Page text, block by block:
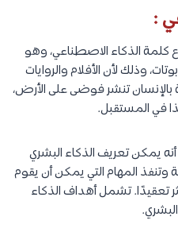
:
الذكاء الاصطناعي، وهو
وذلك لأن الأفلام والروايات
تنشر فوضى على الأرض،
في المستقبل.
يمكن تعريف الذكاء البشري
وتنفذ المهام التي يمكن أن يقوم
تعقيدًا. تشمل أهداف الذكاء